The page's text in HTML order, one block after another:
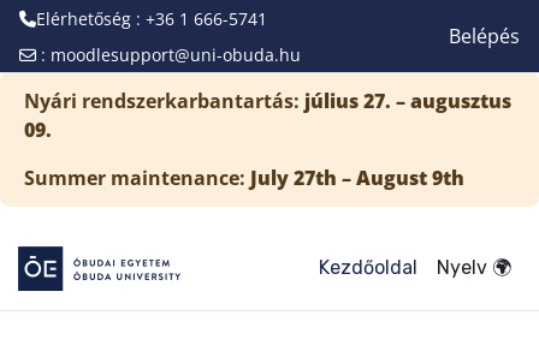
Tovább a fő tartalomhoz
Nyári rendszerkarbantartás: július 27. – augusztus
09.
Summer maintenance: July 27th – August 9th
Elérhetőség : +36 1 666-5741
: moodlesupport@uni-obuda.hu
Belépés
Kezdőoldal Nyelv 🌍